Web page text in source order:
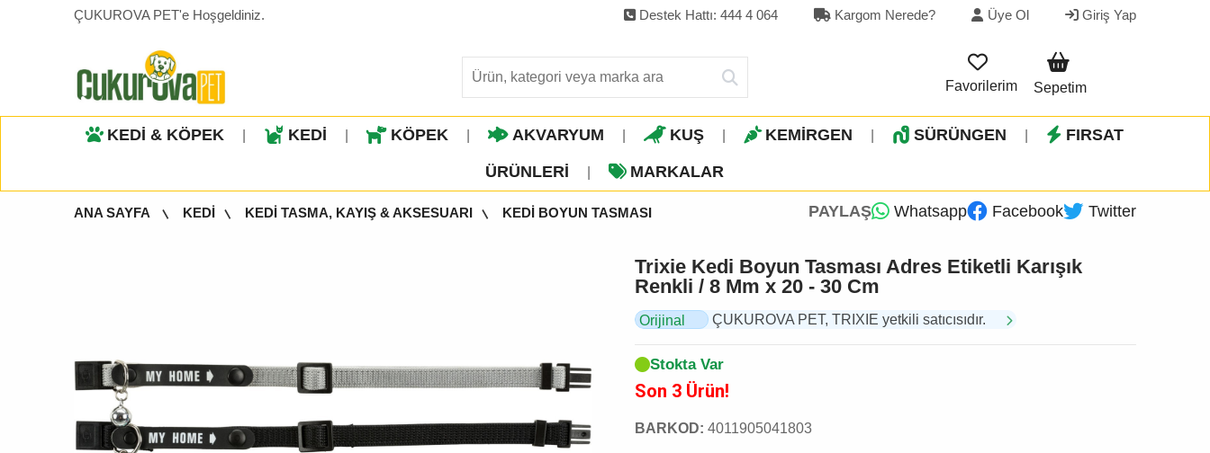
ÇUKUROVA PET'e Hoşgeldiniz. Destek Hattı: 444 4 064 Kargom Nerede? Üye Ol Giriş Yap
Favorilerim Sepetim
KEDİ & KÖPEK KEDİ KÖPEK AKVARYUM KUŞ KEMİRGEN SÜRÜNGEN FIRSAT
ÜRÜNLERI MARKALAR
ANA SAYFA KEDİ KEDİ TASMA, KAYIŞ & AKSESUARI KEDİ BOYUN TASMASI PAYLAŞ Whatsapp Facebook Twitter
Trixie Kedi Boyun Tasması Adres Etiketli Karışık
Renkli / 8 Mm x 20 - 30 Cm
Orijinal
ÇUKUROVA PET, TRIXIE yetkili satıcısıdır.
Stokta Var
Son 3 Ürün!
BARKOD: 4011905041803